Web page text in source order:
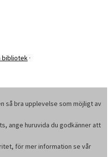
bibliotek ·
så bra upplevelse som möjligt av
ange huruvida du godkänner att
för mer information se vår